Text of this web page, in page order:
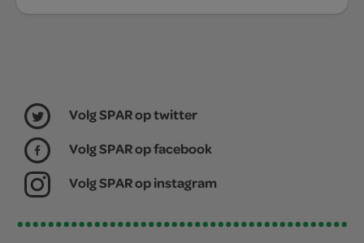
Volg SPAR op twitter
Volg SPAR op facebook
Volg SPAR op instagram